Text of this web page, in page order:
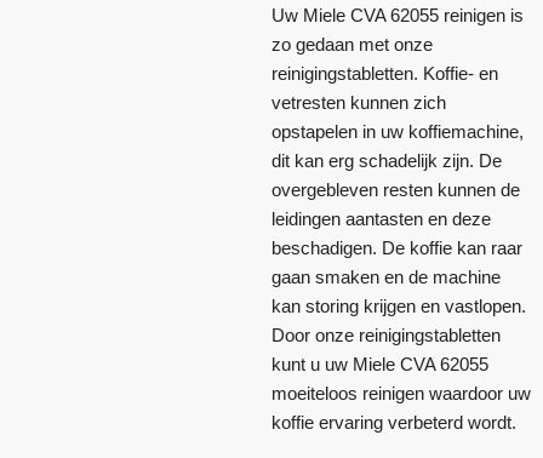
Uw Miele CVA 62055 reinigen is
zo gedaan met onze
reinigingstabletten. Koffie- en
vetresten kunnen zich
opstapelen in uw koffiemachine,
dit kan erg schadelijk zijn. De
overgebleven resten kunnen de
leidingen aantasten en deze
beschadigen. De koffie kan raar
gaan smaken en de machine
kan storing krijgen en vastlopen.
Door onze reinigingstabletten
kunt u uw Miele CVA 62055
moeiteloos reinigen waardoor uw
koffie ervaring verbeterd wordt.